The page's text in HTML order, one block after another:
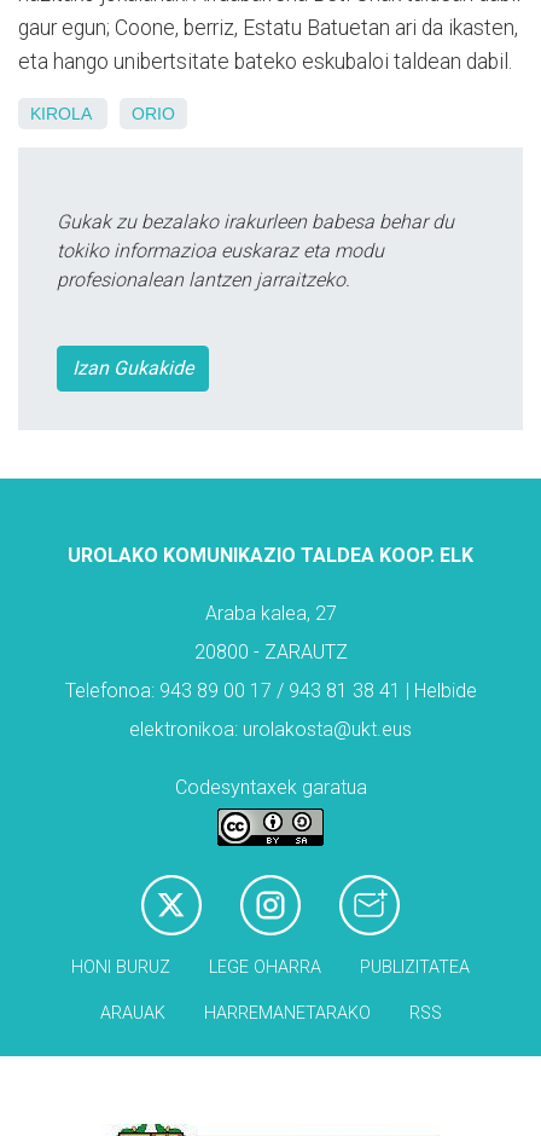
gaur egun; Coone, berriz, Estatu Batuetan ari da ikasten,
eta hango unibertsitate bateko eskubaloi taldean dabil.
KIROLA ORIO
Gukak zu bezalako irakurleen babesa behar du
tokiko informazioa euskaraz eta modu
profesionalean lantzen jarraitzeko.
Izan Gukakide
UROLAKO KOMUNIKAZIO TALDEA KOOP. ELK
Araba kalea, 27
20800 - ZARAUTZ
Telefonoa: 943 89 00 17 / 943 81 38 41 | Helbide
elektronikoa: urolakosta@ukt.eus
Codesyntaxek garatua
HONI BURUZ LEGE OHARRA PUBLIZITATEA
ARAUAK HARREMANETARAKO RSS